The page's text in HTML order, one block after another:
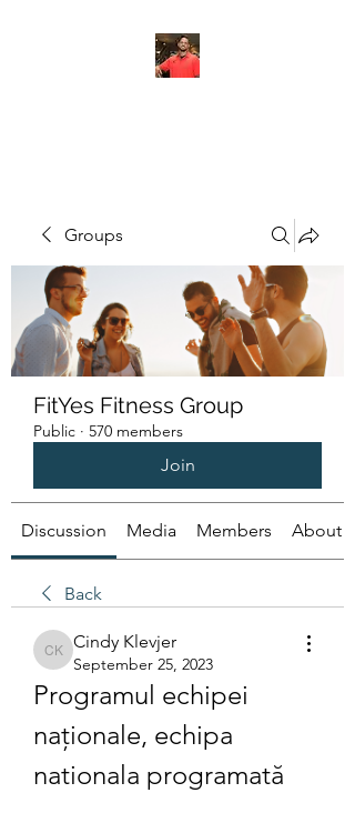
Groups
FitYes Fitness Group
Public · 570 members
Join
Discussion Media Members About
Back
Cindy Klevjer
Cindy Klevjer
September 25, 2023
Programul echipei
naționale, echipa
nationala programată